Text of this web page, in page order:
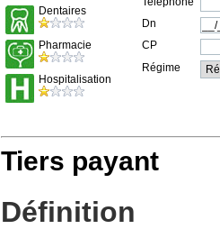
Tiers payant
Définition